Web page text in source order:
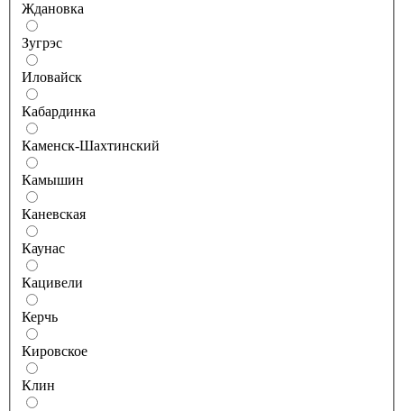
Ждановка
Зугрэс
Иловайск
Кабардинка
Каменск-Шахтинский
Камышин
Каневская
Каунас
Кацивели
Керчь
Кировское
Клин